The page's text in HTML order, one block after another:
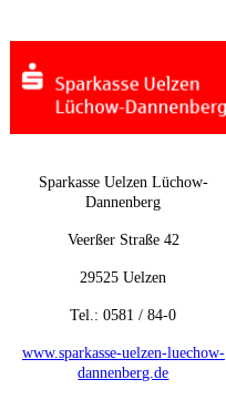
Sparkasse Uelzen Lüchow-
Dannenberg
Veerßer Straße 42
29525 Uelzen
Tel.: 0581 / 84-0
www.sparkasse-uelzen-luechow-
dannenberg.de